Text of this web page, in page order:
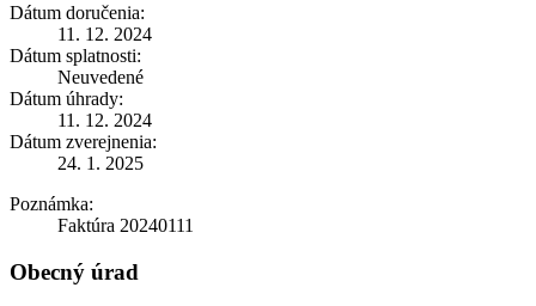
Dátum doručenia:
11. 12. 2024
Dátum splatnosti:
Neuvedené
Dátum úhrady:
11. 12. 2024
Dátum zverejnenia:
24. 1. 2025
Poznámka:
Faktúra 20240111
Obecný úrad